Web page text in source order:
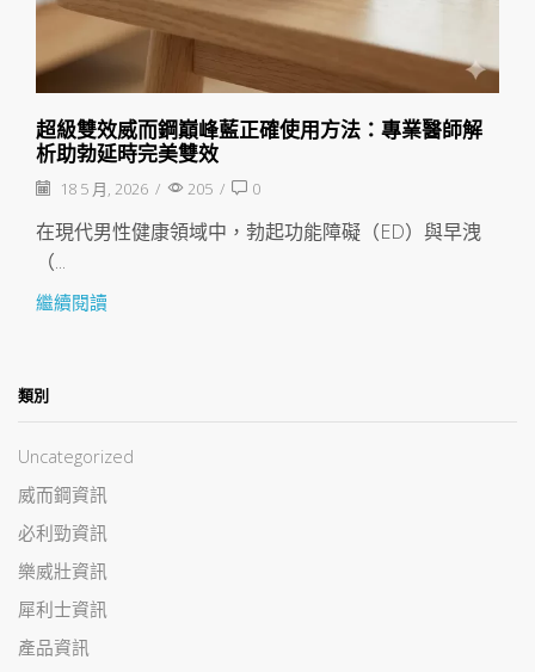
超級雙效威而鋼巔峰藍正確使用方法：專業醫師解
析助勃延時完美雙效
18 5 月, 2026 / 205 / 0
在現代男性健康領域中，勃起功能障礙（ED）與早洩
（...
繼續閱讀
類別
Uncategorized
威而鋼資訊
必利勁資訊
樂威壯資訊
犀利士資訊
產品資訊